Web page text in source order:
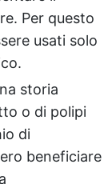
Per questo
usati solo
storia
o di polipi
di
beneficiare